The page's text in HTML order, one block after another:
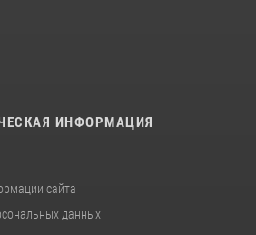
ИНФОРМАЦИЯ
сайта
данных